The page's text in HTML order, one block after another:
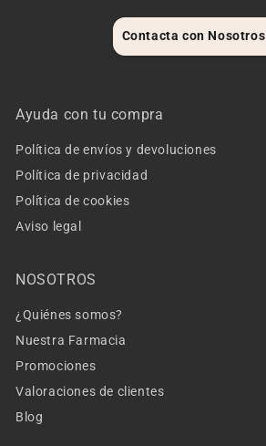
Contacta con Nosotros
Ayuda con tu compra
Política de envíos y devoluciones
Política de privacidad
Política de cookies
Aviso legal
NOSOTROS
¿Quiénes somos?
Nuestra Farmacia
Promociones
Valoraciones de clientes
Blog